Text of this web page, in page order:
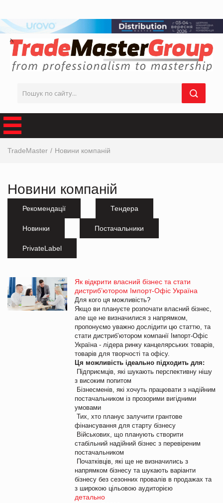
TradeMaster Новини компаній
Новини компаній
Рекомендації Тендера
Новинки Постачальники
PrivateLabel
Як відкрити власний бізнес та стати
дистриб’ютором Імпорт-Офіс Україна
Для кого ця можливість?
Якщо ви плануєте розпочати власний бізнес,
але ще не визначилися з напрямком,
пропонуємо уважно дослідити цю статтю, та
стати дистриб’ютором компанії Імпорт-Офіс
Україна - лідера ринку канцелярських товарів,
товарів для творчості та офісу.
Ця можливість ідеально підходить для:
Підприємців, які шукають перспективну нішу
з високим попитом
Бізнесменів, які хочуть працювати з надійним
постачальником із прозорими вигідними
умовами
Тих, хто планує залучити грантове
фінансування для старту бізнесу
Військових, що планують створити
стабільний надійний бізнес з перевіреним
постачальником
Початківців, які ще не визначились з
напрямком бізнесу та шукають варіанти
бізнесу без сезонних провалів в продажах та
з широкою цільовою аудиторією
детально